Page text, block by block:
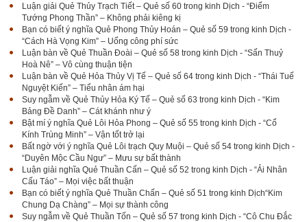
Luận giải Quẻ Thủy Trạch Tiết – Quẻ số 60 trong kinh Dịch - “Điểm
Tướng Phong Thần” – Không phải kiêng kị
Bạn có biết ý nghĩa Quẻ Phong Thủy Hoán – Quẻ số 59 trong kinh Dịch -
“Cách Hà Vọng Kim” – Uổng công phí sức
Luận bàn về Quẻ Thuần Đoài – Quẻ số 58 trong kinh Dịch - “Sấn Thuỷ
Hoà Nê” – Vô cùng thuận tiện
Luận bàn về Quẻ Hỏa Thủy Vị Tế – Quẻ số 64 trong kinh Dịch - “Thái Tuế
Nguyệt Kiến” – Tiểu nhân ám hại
Suy ngẫm về Quẻ Thủy Hỏa Ký Tế – Quẻ số 63 trong kinh Dịch - “Kim
Bảng Đề Danh” – Cát khánh như ý
Bật mí ý nghĩa Quẻ Lôi Hỏa Phong – Quẻ số 55 trong kinh Dịch - “Cổ
Kính Trùng Minh” – Vận tốt trở lại
Bất ngờ với ý nghĩa Quẻ Lôi trạch Quy Muội – Quẻ số 54 trong kinh Dịch -
“Duyên Mộc Cầu Ngư” – Mưu sự bất thành
Luận giải nghĩa Quẻ Thuần Cấn – Quẻ số 52 trong kinh Dịch - “Ải Nhân
Cấu Táo” – Mọi việc bất thuận
Bạn có biết ý nghĩa Quẻ Thuần Chấn – Quẻ số 51 trong kinh Dịch“Kim
Chung Dạ Chàng” – Mọi sự thành công
Suy ngẫm về Quẻ Thuần Tốn – Quẻ số 57 trong kinh Dịch - “Cô Chu Đắc